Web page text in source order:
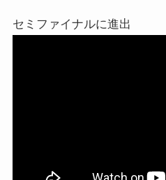
セミファイナルに進出